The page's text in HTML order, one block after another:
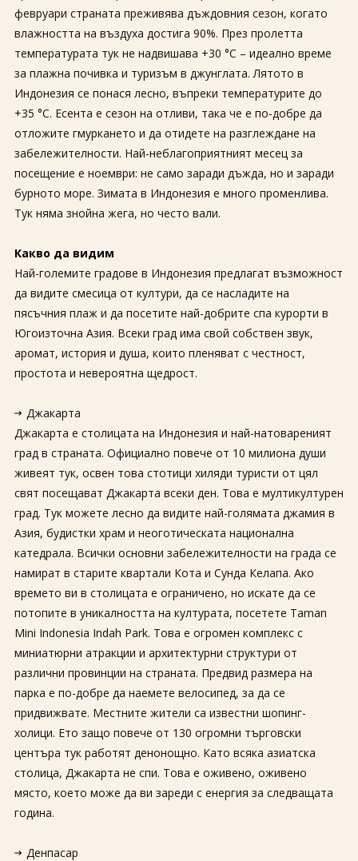
февруари страната преживява дъждовния сезон, когато
влажността на въздуха достига 90%. През пролетта
температурата тук не надвишава +30 °C – идеално време
за плажна почивка и туризъм в джунглата. Лятото в
Индонезия се понася лесно, въпреки температурите до
+35 °C. Есента е сезон на отливи, така че е по-добре да
отложите гмуркането и да отидете на разглеждане на
забележителности. Най-неблагоприятният месец за
посещение е ноември: не само заради дъжда, но и заради
бурното море. Зимата в Индонезия е много променлива.
Тук няма знойна жега, но често вали.
Какво да видим
Най-големите градове в Индонезия предлагат възможност
да видите смесица от култури, да се насладите на
пясъчния плаж и да посетите най-добрите спа курорти в
Югоизточна Азия. Всеки град има свой собствен звук,
аромат, история и душа, които пленяват с честност,
простота и невероятна щедрост.
Джакарта
Джакарта е столицата на Индонезия и най-натовареният
град в страната. Официално повече от 10 милиона души
живеят тук, освен това стотици хиляди туристи от цял ​​​​
свят посещават Джакарта всеки ден. Това е мултикултурен
град. Тук можете лесно да видите най-голямата джамия в
Азия, будистки храм и неоготическата национална
катедрала. Всички основни забележителности на града се
намират в старите квартали Кота и Сунда Келапа. Ако
времето ви в столицата е ограничено, но искате да се
потопите в уникалността на културата, посетете Taman
Mini Indonesia Indah Park. Това е огромен комплекс с
миниатюрни атракции и архитектурни структури от
различни провинции на страната. Предвид размера на
парка е по-добре да наемете велосипед, за да се
придвижвате. Местните жители са известни шопинг-
холици. Ето защо повече от 130 огромни търговски
центъра тук работят денонощно. Като всяка азиатска
столица, Джакарта не спи. Това е оживено, оживено
място, което може да ви зареди с енергия за следващата
година.
Денпасар